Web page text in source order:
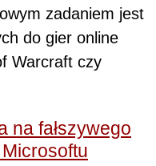
zadaniem jest
do gier online
Warcraft czy
na fałszywego